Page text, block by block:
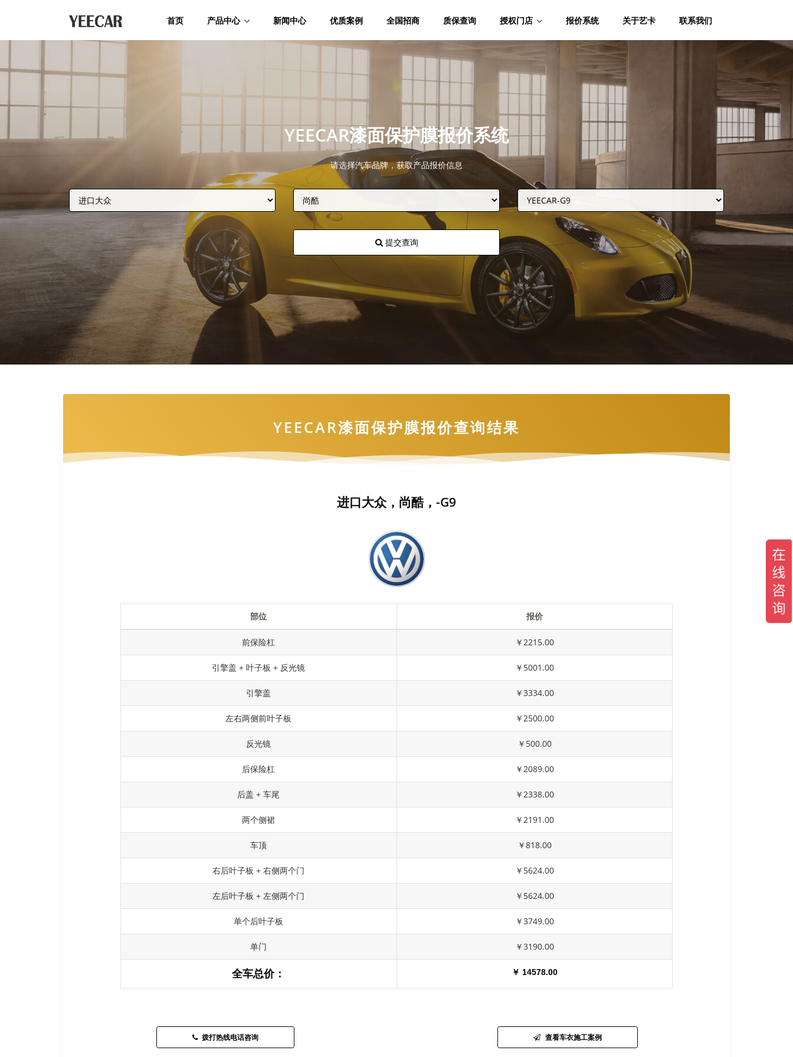
首页 产品中心 新闻中心 优质案例 全国招商 质保查询 授权门店 报价系统 关于艺卡 联系我们
YEECAR漆面保护膜报价系统
请选择汽车品牌，获取产品报价信息
提交查询
YEECAR漆面保护膜报价查询结果
进口大众，尚酷，-G9
部位 报价
前保险杠 ￥2215.00
引擎盖 + 叶子板 + 反光镜 ￥5001.00
引擎盖 ￥3334.00
左右两侧前叶子板 ￥2500.00
反光镜 ￥500.00
后保险杠 ￥2089.00
后盖 + 车尾 ￥2338.00
两个侧裙 ￥2191.00
车顶 ￥818.00
右后叶子板 + 右侧两个门 ￥5624.00
左后叶子板 + 左侧两个门 ￥5624.00
单个后叶子板 ￥3749.00
单门 ￥3190.00
全车总价： ￥ 14578.00
拨打热线电话咨询 查看车衣施工案例